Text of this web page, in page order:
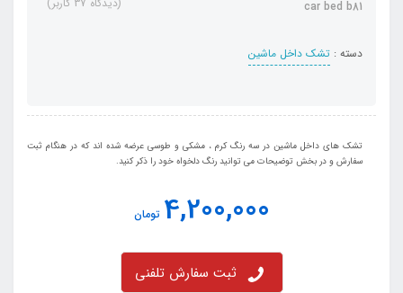
car bed b81
دسته : تشک داخل ماشین
تشک های داخل ماشین در سه رنگ کرم ، مشکی و طوسی عرضه شده اند که در هنگام ثبت
سفارش و در بخش توضیحات می توانید رنگ دلخواه خود را ذکر کنید.
4,200,000 تومان
ثبت سفارش تلفنی